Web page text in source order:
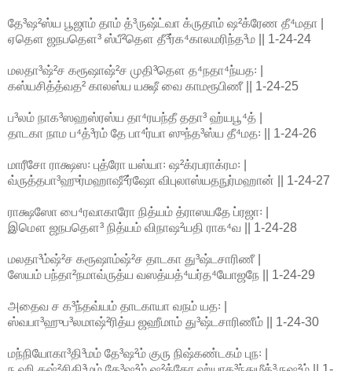
தே³ஷ²ஸ்ய பூஜாம் தாம் த்³ருஷ்ட்வா க்ருதாம் ஷ²க்ரேண தீ⁴மதா |
ஏதௌ ஜநபதௌ³ ஸ்பீ²தௌ தீ³ர்க⁴காலமரிந்த³ம || 1-24-24
மலதா³ஷ்²ச கரூஷாஷ்²ச முதி³தௌ த⁴நதா⁴ந்யத꞉ |
கஸ்யசித்த்வத² காலஸ்ய யக்ஷீ வை காமரூபிணீ || 1-24-25
ப³லம் நாக³ஸஹஸ்ரஸ்ய தா⁴ரயந்தீ ததா³ ஹ்யபூ⁴த் |
தாடகா நாம ப⁴த்³ரம் தே பா⁴ர்யா ஸுந்த³ஸ்ய தீ⁴மத꞉ || 1-24-26
மாரீசோ ராக்ஷஸ꞉ புத்ரோ யஸ்யா꞉ ஷ²க்ரபராக்ரம꞉ |
வ்ருத்தபா³ஹுர்மஹாஷீ²ர்ஷோ விபுலாஸ்யதநுர்மஹான் || 1-24-27
ராக்ஷஸோ பை⁴ரவாகாரோ நித்யம் த்ராஸயதே ப்ரஜா꞉ |
இமௌ ஜநபதௌ³ நித்யம் விநாஷ²யதி ராக⁴வ || 1-24-28
மலதா³ம்ஷ்²ச கரூஷாம்ஷ்²ச தாடகா து³ஷ்டசாரிணீ |
ஸேயம் பந்தா²நமாவ்ருத்ய வஸத்யத்⁴யர்த⁴யோஜநே || 1-24-29
அதைவ ச க³ந்தவ்யம் தாடகாயா வநம் யத꞉ |
ஸ்வபா³ஹுப³லமாஷ்²ரித்ய ஜஹீமாம் து³ஷ்டசாரிணீம் || 1-24-30
மந்நியோகா³தி³மம் தே³ஷ²ம் குரு நிஷ்கண்டகம் புந꞉ |